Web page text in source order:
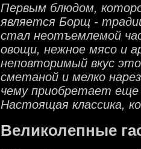
Первым блюдом,
является Борщ -
стал неотъемлемой
овощи, нежное мясо и
неповторимый вкус
сметаной и мелко
чему приобретает
Настоящая классика,
Великолепные